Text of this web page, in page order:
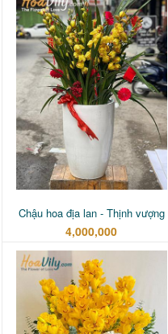
Chậu hoa địa lan - Thịnh vượng
4,000,000